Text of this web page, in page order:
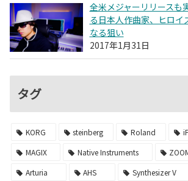
全米メジャーリリースも
る日本人作曲家、ヒロイ
なる狙い
2017年1月31日
タグ
KORG steinberg Roland
MAGIX
Native Instruments
Arturia
AHS Synthesizer V